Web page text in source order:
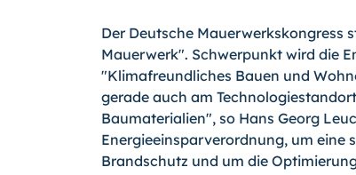
Der Deutsche Mauerwerkskongress
Mauerwerk". Schwerpunkt wird die
"Klimafreundliches Bauen und
gerade auch am
Baumaterialien", so Hans Georg
Energieeinsparverordnung, um eine
Brandschutz und um die